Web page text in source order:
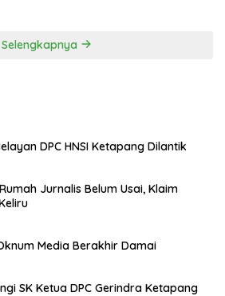
Selengkapnya
DPC HNSI Ketapang Dilantik
Jurnalis Belum Usai, Klaim
Media Berakhir Damai
SK Ketua DPC Gerindra Ketapang